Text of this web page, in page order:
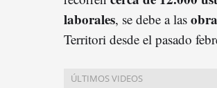
laborales, se debe a las
Territori desde el pasado